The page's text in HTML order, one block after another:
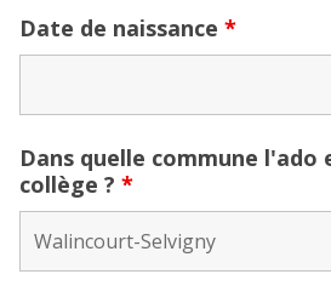
Date de naissance*
Dans quelle commune l'ado
collège ?*